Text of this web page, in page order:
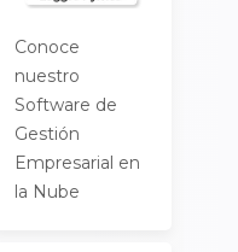
Conoce
nuestro
Software de
Gestión
Empresarial en
la Nube